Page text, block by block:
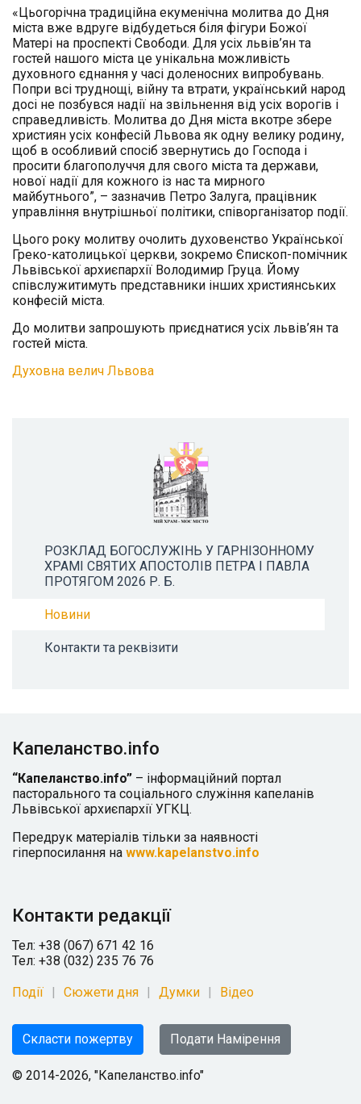
«Цьогорічна традиційна екуменічна молитва до Дня
міста вже вдруге відбудеться біля фігури Божої
Матері на проспекті Свободи. Для усіх львів’ян та
гостей нашого міста це унікальна можливість
духовного єднання у часі доленосних випробувань.
Попри всі труднощі, війну та втрати, український народ
досі не позбувся надії на звільнення від усіх ворогів і
справедливість. Молитва до Дня міста вкотре збере
християн усіх конфесій Львова як одну велику родину,
щоб в особливий спосіб звернутись до Господа і
просити благополуччя для свого міста та держави,
нової надії для кожного із нас та мирного
майбутнього”, – зазначив Петро Залуга, працівник
управління внутрішньої політики, співорганізатор події.
Цього року молитву очолить духовенство Української
Греко-католицької церкви, зокремо Єпископ-помічник
Львівської архиєпархії Володимир Груца. Йому
співслужитимуть представники інших християнських
конфесій міста.
До молитви запрошують приєднатися усіх львів’ян та
гостей міста.
Духовна велич Львова
РОЗКЛАД БОГОСЛУЖІНЬ У ГАРНІЗОННОМУ
ХРАМІ СВЯТИХ АПОСТОЛІВ ПЕТРА І ПАВЛА
ПРОТЯГОМ 2026 Р. Б.
Новини
Контакти та реквізити
Капеланство.info
“Капеланство.info” – інформаційний портал
пасторального та соціального служіння капеланів
Львівської архиєпархії УГКЦ.
Передрук матеріалів тільки за наявності
гіперпосилання на www.kapelanstvo.info
Контакти редакції
Тел: +38 (067) 671 42 16
Тел: +38 (032) 235 76 76
Події Сюжети дня Думки Відео
Скласти пожертву Подати Намірення
© 2014-2026, "Капеланство.info"